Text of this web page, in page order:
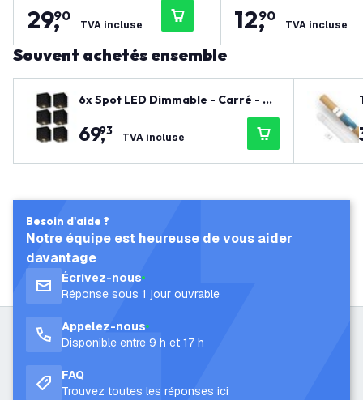
29,
90
TVA incluse 12,
90
TVA incluse
Souvent achetés ensemble
6x Spot LED Dimmable - Carré - No
ir - 3W - 2700K - Inclinable - IP20
69,
93 TVA incluse
Besoin d'aide ?
Notre équipe est heureuse de vous aider
davantage
Écrivez-nous
Réponse sous 1 jour ouvrable
Appelez-nous
Disponible entre 9 h et 17 h
FAQ
Trouvez toutes les réponses ici